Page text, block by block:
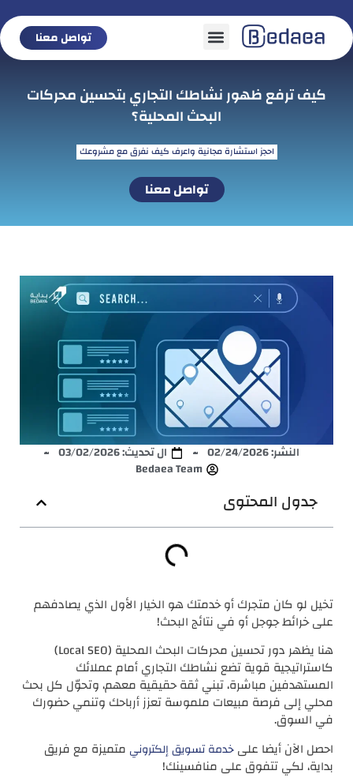
تواصل معنا
كيف ترفع ظهور نشاطك التجاري بتحسين محركات
البحث المحلية؟
احجز استشارة مجانية واعرف كيف نفرق مع مشروعك
تواصل معنا
النشر:02/24/2026
ال تحديث: 03/02/2026
Bedaea Team
جدول المحتوى
تخيل لو كان متجرك أو خدمتك هو الخيار الأول الذي يصادفهم
على خرائط جوجل أو في نتائج البحث!
هنا يظهر دور تحسين محركات البحث المحلية (Local SEO)
كاستراتيجية قوية تضع نشاطك التجاري أمام عملائك
المستهدفين مباشرة، تبني ثقة حقيقية معهم، وتحوّل كل بحث
محلي إلى فرصة مبيعات ملموسة تعزز أرباحك وتنمي حضورك
في السوق.
احصل الآن أيضا علىخدمة تسويق إلكتروني متميزة مع فريق
بداية، لكي تتفوق على منافسينك!